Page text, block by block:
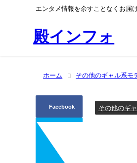
エンタメ情報を余すことなくお届
殿インフォ
ホーム その他のギャル系モ
Facebook その他のギ
ディ